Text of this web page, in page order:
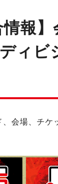
報
ィビ
会場、チ